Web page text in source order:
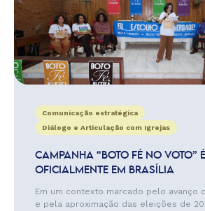
Comunicação estratégica
Diálogo e Articulação com Igrejas
CAMPANHA “BOTO FÉ NO VOTO”
OFICIALMENTE EM BRASÍLIA
Em um contexto marcado pelo avanço
e pela aproximação das eleições de